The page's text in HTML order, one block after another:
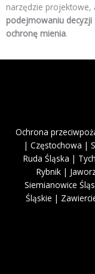
narzędzie projektowe,
podejmowaniu decyzji
ochronę mienia.
Ochrona
| Częstochowa |
Ruda Śląska |
Rybnik |
Siemianowice
Śląskie |